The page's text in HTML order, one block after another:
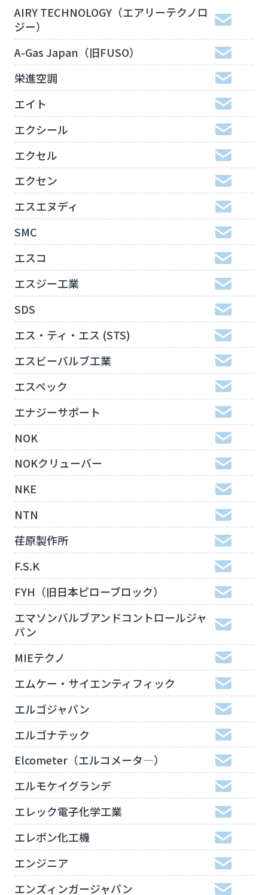
AIRY TECHNOLOGY（エアリーテクノロ
ジー）
A-Gas Japan（旧FUSO）
栄進空調
エイト
エクシール
エクセル
エクセン
エスエヌディ
SMC
エスコ
エスジー工業
SDS
エス・ティ・エス (STS)
エスビーバルブ工業
エスペック
エナジーサポート
NOK
NOKクリューバー
NKE
NTN
荏原製作所
F.S.K
FYH（旧日本ピローブロック）
エマソンバルブアンドコントロールジャ
パン
MIEテクノ
エムケー・サイエンティフィック
エルゴジャパン
エルゴナテック
Elcometer（エルコメータ―）
エルモケイグランデ
エレック電子化学工業
エレポン化工機
エンジニア
エンズィンガージャパン